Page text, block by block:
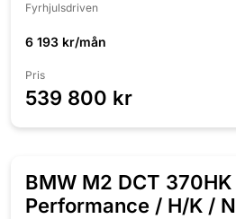
Fyrhjulsdriven
6 193 kr/mån
Pris
539 800 kr
BMW M2 DCT 370HK
Performance / H/K /